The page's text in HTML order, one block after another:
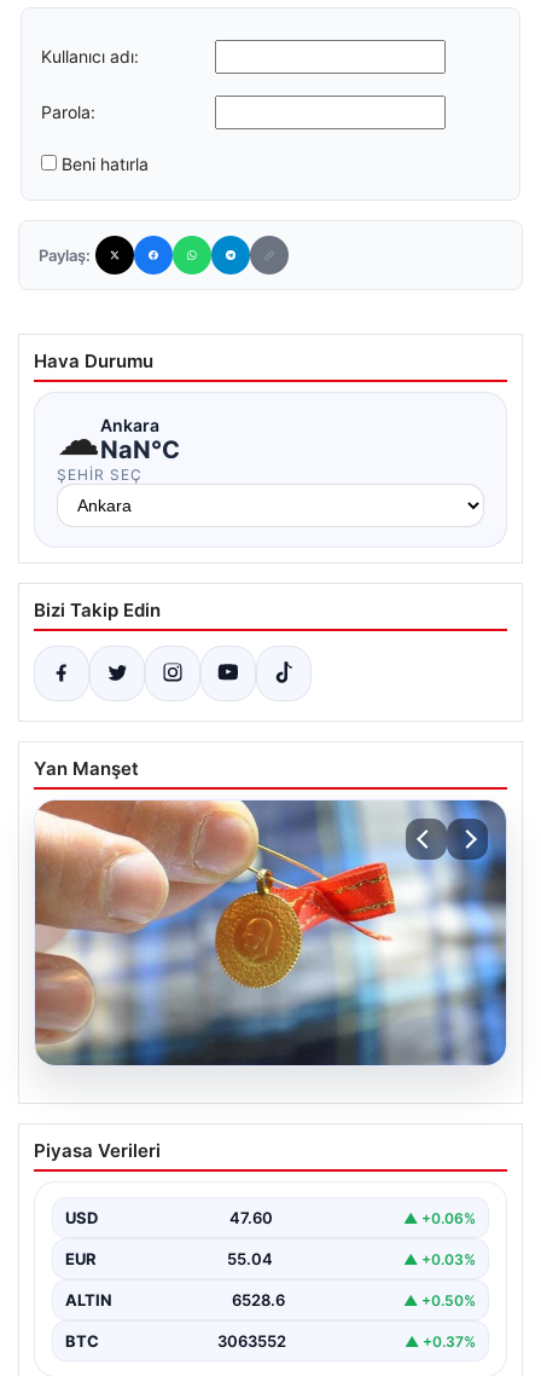
Kullanıcı adı:
Parola:
Beni hatırla
Paylaş:
Hava Durumu
☁Ankara
NaN°C
ŞEHIR SEÇ
Bizi Takip Edin
Yan Manşet
05.08.2026
Altın fiyatları canlı 8 Nisan 2026: Altın
fiyatları ne kadar oldu? Gram, çeyrek,
fiyatları
{ "title": "8 Nisan 2026 Altın Fiyatları Canlı Takip: Gram,
Çeyrek ve Cumhuriyet Altını…
Piyasa Verileri
USD 47.60 ▲ +0.06%
EUR 55.04 ▲ +0.03%
ALTIN 6528.6 ▲ +0.50%
BTC 3063552 ▲ +0.37%